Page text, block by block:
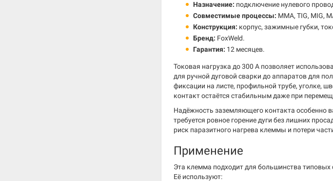
Назначение: подключение нулевого
Совместимые процессы: MMA, TIG, MIG,
Конструкция: корпус, зажимные губки,
Бренд: FoxWeld.
Гарантия: 12 месяцев.
Токовая нагрузка до 300 А позволяет
для ручной дуговой сварки до аппаратов для
фиксации на листе, профильной трубе, уголке,
контакт остаётся стабильным даже при
Надёжность заземляющего контакта особенно
требуется ровное горение дуги без лишних
риск паразитного нагрева клеммы и потери
Применение
Эта клемма подходит для большинства
Её используют: